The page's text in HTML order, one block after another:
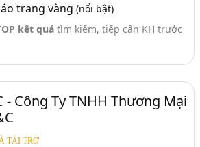
(Dầm Đơn, Dầm Đôi) - Thiết Kế,
- Bằng Xe Nâng, Xe Cẩu (226)
Cần Thơ
Bắc Giang
trang vàng (nổi bật)
kết quảtìm kiếm, tiếp cận KH trước
- Công Ty TNHH Thương Mại
TÀI TRỢ